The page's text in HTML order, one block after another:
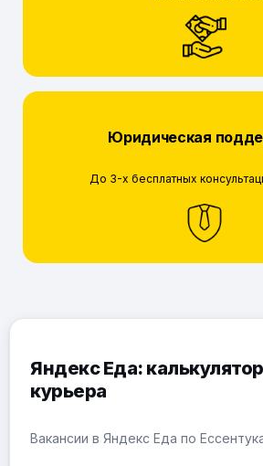
Юридическая
До 3-х бесплатных
Яндекс Еда:
курьера
Вакансии в Яндекс Еда по